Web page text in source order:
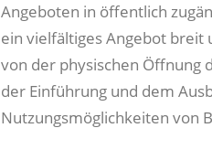
Angeboten in öffentlich
ein vielfältiges Angebot breit
von der physischen Öffnung
der Einführung und dem
Nutzungsmöglichkeiten von